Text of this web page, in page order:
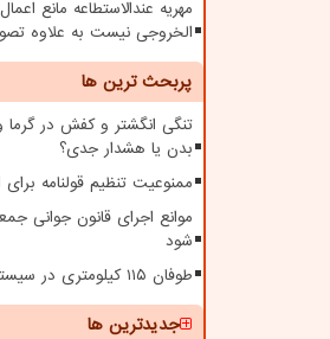
مهریه عندالاستطاعه مانع
الخروجی نیست به علاوه
پربحث ترین ها
تنگی انگشتر و کفش در
بدن یا هشدار جدی؟
ممنوعیت تنظیم قولنامه برای
موانع اجرای قانون جوانی
شود
طوفان ۱۱۵ کیلومتری در سیستان
جدیدترین ها